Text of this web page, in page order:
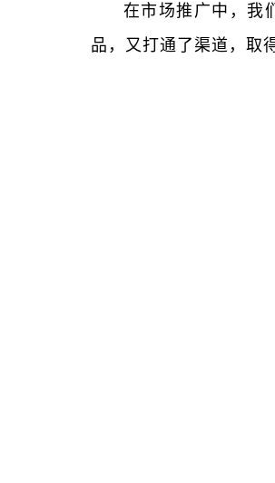
在市场推广中，我
品，又打通了渠道，取